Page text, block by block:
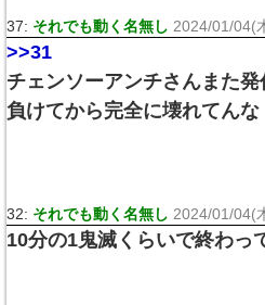
37: それでも動く名無し 2024/01/04(
>>31
チェンソーアンチさんまた
負けてから完全に壊れてんな
32: それでも動く名無し 2024/01/04(
10分の1鬼滅くらいで終わっ